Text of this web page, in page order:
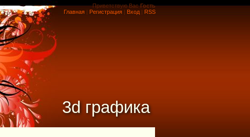
Приветствую Вас Гость
Главная | Регистрация | Вход | RSS
3d графика